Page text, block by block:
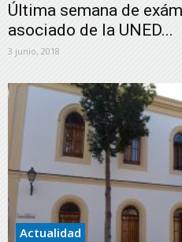
Última semana de
asociado de la UNED...
3 junio, 2018
Actualidad